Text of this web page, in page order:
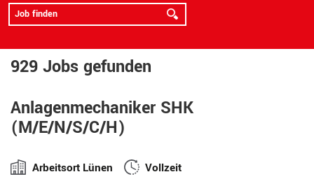
929 Jobs gefunden
Anlagenmechaniker SHK
(M/E/N/S/C/H)
Arbeitsort Lünen
Vollzeit